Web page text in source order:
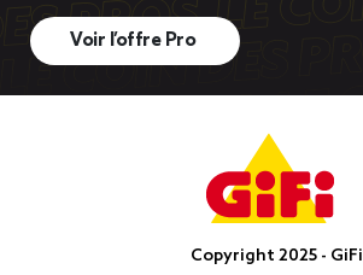
Voir l’offre Pro
Copyright 2025 - GiFi